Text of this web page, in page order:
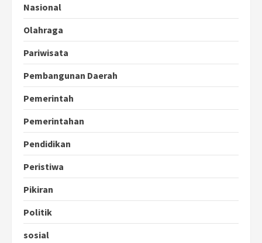
Nasional
Olahraga
Pariwisata
Pembangunan Daerah
Pemerintah
Pemerintahan
Pendidikan
Peristiwa
Pikiran
Politik
sosial